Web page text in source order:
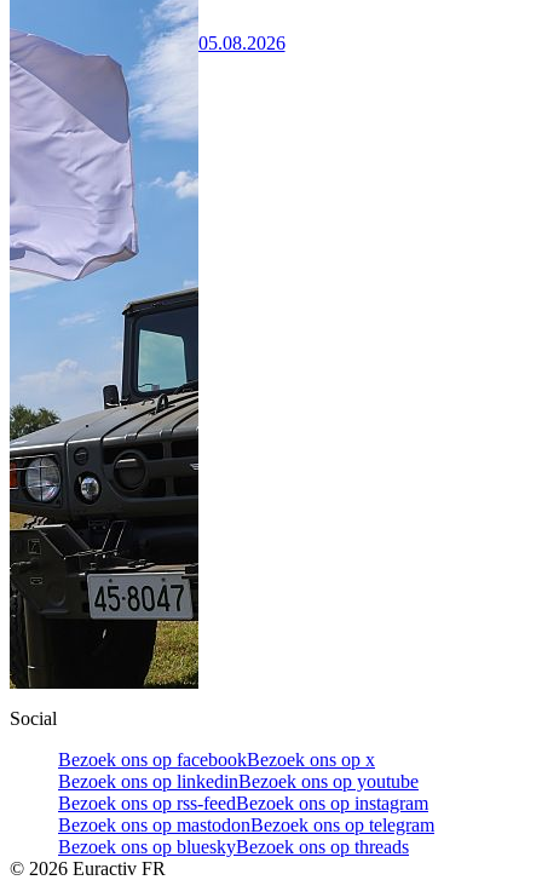
05.08.2026
Social
Bezoek ons op facebookBezoek ons op x
Bezoek ons op linkedinBezoek ons op youtube
Bezoek ons op rss-feedBezoek ons op instagram
Bezoek ons op mastodonBezoek ons op telegram
Bezoek ons op blueskyBezoek ons op threads
© 2026 Euractiv FR